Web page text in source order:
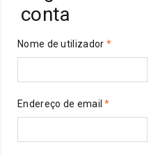
conta
Nome de utilizador *Obrigatório
Endereço de email*Obrigatório